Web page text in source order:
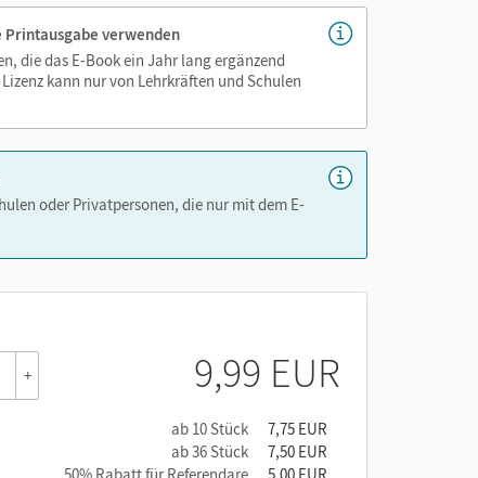
platziert, damit Sie und Ihre Schüler/-innen
und Lernen zeitsparend und
Er ermöglicht es, das E-Book sicher in
andere Apps und Dateien auf dem Gerät
nicht auf die Medien des E-Books, ihre
verwenden
die das E-Book ein Jahr lang ergänzend
kann nur von Lehrkräften und Schulen
oder Privatpersonen, die nur mit dem E-
+ 9,99 EUR
ab 10 Stück
7,75 EUR
ab 36 Stück
7,50 EUR